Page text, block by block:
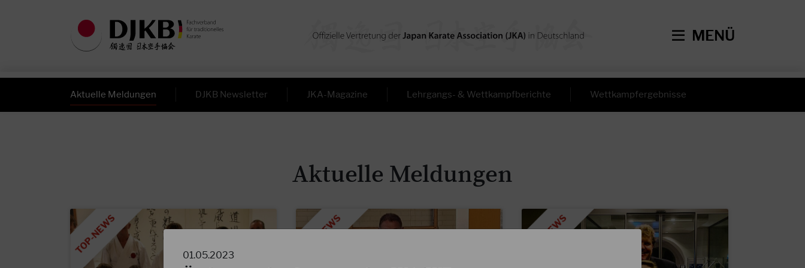
MENÜ
Aktuelle Meldungen DJKB Newsletter JKA-Magazine Lehrgangs- & Wettkampfberichte Wettkampfergebnisse
Aktuelle Meldungen
01.05.2023